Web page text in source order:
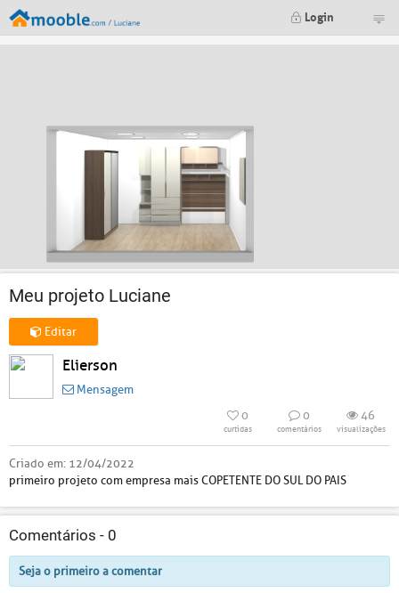
Login
Meu projeto Luciane
Editar
Elierson
Mensagem
0
curtidas
0
comentários
46
visualizações
Criado em: 12/04/2022
primeiro projeto com empresa mais COPETENTE DO SUL DO PAIS
Comentários - 0
Seja o primeiro a comentar